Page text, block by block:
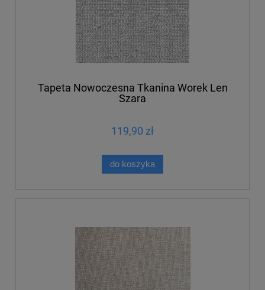
Tapeta Nowoczesna Tkanina Worek Len
Szara
119,90 zł
do koszyka